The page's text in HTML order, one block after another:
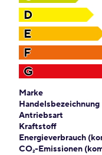
D
E
F
G
Marke
Handelsbezeichnung
Antriebsart
Kraftstoff
Energieverbrauch
CO₂-Emissionen